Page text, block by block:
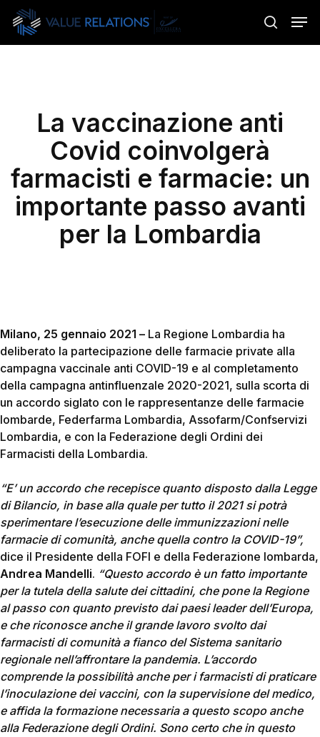
Skip
main
search
La vaccinazione anti
Covid coinvolgerà
farmacisti e farmacie: un
importante passo avanti
per la Lombardia
Milano, 25 gennaio 2021 – La Regione Lombardia ha
deliberato la partecipazione delle farmacie private alla
campagna vaccinale anti COVID-19 e al completamento
della campagna antinfluenzale 2020-2021, sulla scorta di
un accordo siglato con le rappresentanze delle farmacie
lombarde, Federfarma Lombardia, Assofarm/Confservizi
Lombardia, e con la Federazione degli Ordini dei
Farmacisti della Lombardia.
“E’ un accordo che recepisce quanto disposto dalla Legge
di Bilancio, in base alla quale per tutto il 2021 si potrà
sperimentare l’esecuzione delle immunizzazioni nelle
farmacie di comunità, anche quella contro la COVID-19”,
dice il Presidente della FOFI e della Federazione lombarda,
Andrea Mandelli. “Questo accordo è un fatto importante
per la tutela della salute dei cittadini, che pone la Regione
al passo con quanto previsto dai paesi leader dell’Europa,
e che riconosce anche il grande lavoro svolto dai
farmacisti di comunità a fianco del Sistema sanitario
regionale nell’affrontare la pandemia. L’accordo
comprende la possibilità anche per i farmacisti di praticare
l’inoculazione dei vaccini, con la supervisione del medico,
e affida la formazione necessaria a questo scopo anche
alla Federazione degli Ordini. Sono certo che in questo